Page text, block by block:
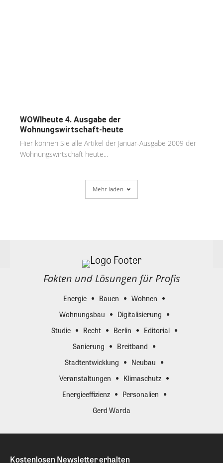
WOWIheute 4. Ausgabe der
Wohnungswirtschaft-heute
Hier können Sie alle Artikel der Januar-Ausgabe 2009 der
Wohnungswirtschaft heute...
Mehr laden
Fakten und Lösungen für Profis
Energie Bauen
Wohnen
Wohnungsbau
Digitalisierung
Studie
Recht Berlin
Editorial
Sanierung
Breitband
Stadtentwicklung
Neubau
Veranstaltungen
Klimaschutz
Energieeffizienz
Personalien
Gerd Warda
Kostenlosen Newsletter erhalten